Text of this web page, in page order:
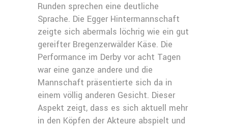
Runden sprechen eine deutliche
Sprache. Die Egger Hintermannschaft
zeigte sich abermals löchrig wie ein gut
gereifter Bregenzerwälder Käse. Die
Performance im Derby vor acht Tagen
war eine ganze andere und die
Mannschaft präsentierte sich da in
einem völlig anderen Gesicht. Dieser
Aspekt zeigt, dass es sich aktuell mehr
in den Köpfen der Akteure abspielt und